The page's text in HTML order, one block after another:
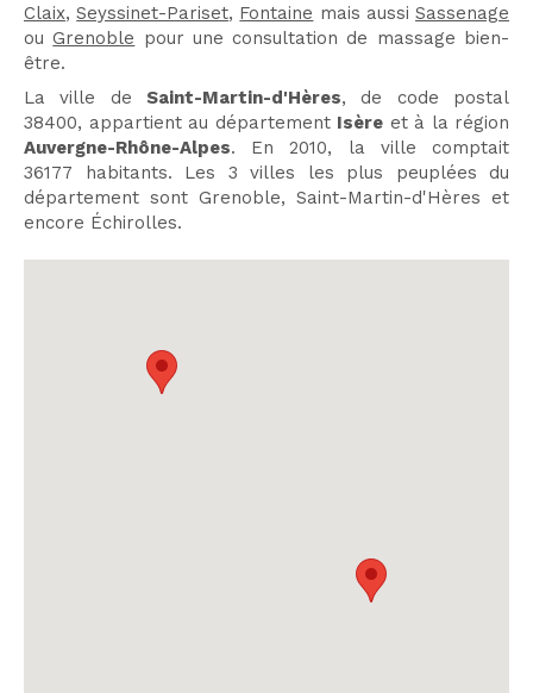
Claix,Seyssinet-Pariset, Fontaine mais aussiSassenage
ouGrenoble pour une consultation de massage bien-
être.
La ville de Saint-Martin-d'Hères, de code postal
38400, appartient au département Isère et à la région
Auvergne-Rhône-Alpes. En 2010, la ville comptait
36177 habitants. Les 3 villes les plus peuplées du
département sont Grenoble, Saint-Martin-d'Hères et
encore Échirolles.